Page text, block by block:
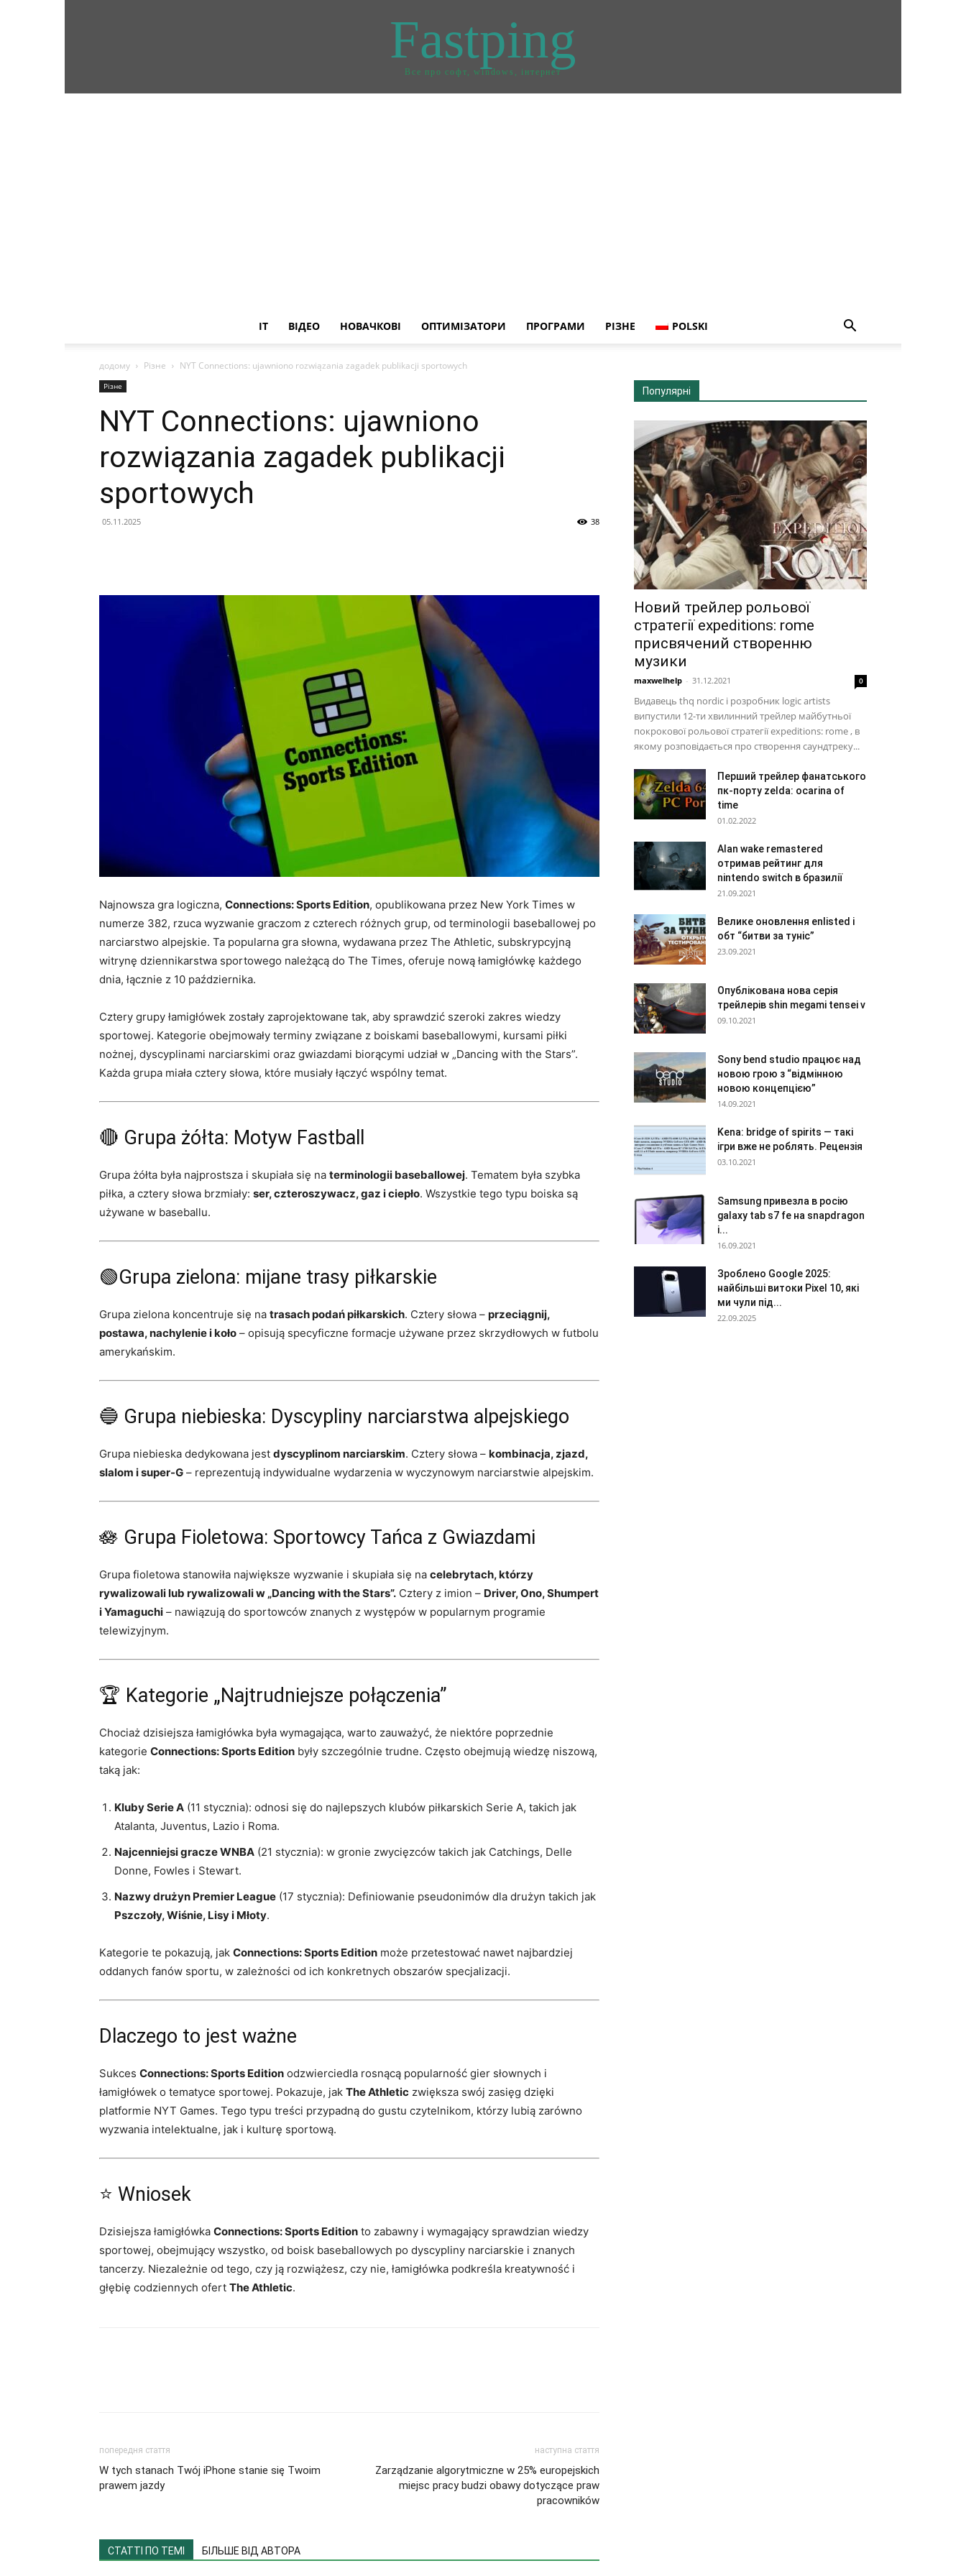
Fastping
Все про софт, windows, інтернет
IT ВІДЕО НОВАЧКОВІ ОПТИМІЗАТОРИ ПРОГРАМИ РІЗНЕ POLSKI
додому Різне NYT Connections: ujawniono rozwiązania zagadek publikacji sportowych
Різне
NYT Connections: ujawniono
rozwiązania zagadek publikacji
sportowych
05.11.2025 38
Najnowsza gra logiczna, Connections: Sports Edition, opublikowana przez New York Times w
numerze 382, rzuca wyzwanie graczom z czterech różnych grup, od terminologii baseballowej po
narciarstwo alpejskie. Ta popularna gra słowna, wydawana przez The Athletic, subskrypcyjną
witrynę dziennikarstwa sportowego należącą do The Times, oferuje nową łamigłówkę każdego
dnia, łącznie z 10 października.
Cztery grupy łamigłówek zostały zaprojektowane tak, aby sprawdzić szeroki zakres wiedzy
sportowej. Kategorie obejmowały terminy związane z boiskami baseballowymi, kursami piłki
nożnej, dyscyplinami narciarskimi oraz gwiazdami biorącymi udział w „Dancing with the Stars”.
Każda grupa miała cztery słowa, które musiały łączyć wspólny temat.
🔴 Grupa żółta: Motyw Fastball
Grupa żółta była najprostsza i skupiała się na terminologii baseballowej. Tematem była szybka
piłka, a cztery słowa brzmiały: ser, czteroszywacz, gaz i ciepło. Wszystkie tego typu boiska są
używane w baseballu.
🟢Grupa zielona: mijane trasy piłkarskie
Grupa zielona koncentruje się na trasach podań piłkarskich. Cztery słowa – przeciągnij,
postawa, nachylenie i koło – opisują specyficzne formacje używane przez skrzydłowych w futbolu
amerykańskim.
🔵 Grupa niebieska: Dyscypliny narciarstwa alpejskiego
Grupa niebieska dedykowana jest dyscyplinom narciarskim. Cztery słowa – kombinacja, zjazd,
slalom i super-G – reprezentują indywidualne wydarzenia w wyczynowym narciarstwie alpejskim.
🪷 Grupa Fioletowa: Sportowcy Tańca z Gwiazdami
Grupa fioletowa stanowiła największe wyzwanie i skupiała się na celebrytach, którzy
rywalizowali lub rywalizowali w „Dancing with the Stars”. Cztery z imion – Driver, Ono, Shumpert
i Yamaguchi – nawiązują do sportowców znanych z występów w popularnym programie
telewizyjnym.
🏆 Kategorie „Najtrudniejsze połączenia”
Chociaż dzisiejsza łamigłówka była wymagająca, warto zauważyć, że niektóre poprzednie
kategorie Connections: Sports Edition były szczególnie trudne. Często obejmują wiedzę niszową,
taką jak:
Kluby Serie A (11 stycznia): odnosi się do najlepszych klubów piłkarskich Serie A, takich jak
Atalanta, Juventus, Lazio i Roma.
Najcenniejsi gracze WNBA (21 stycznia): w gronie zwycięzców takich jak Catchings, Delle
Donne, Fowles i Stewart.
Nazwy drużyn Premier League (17 stycznia): Definiowanie pseudonimów dla drużyn takich jak
Pszczoły, Wiśnie, Lisy i Młoty.
Kategorie te pokazują, jak Connections: Sports Edition może przetestować nawet najbardziej
oddanych fanów sportu, w zależności od ich konkretnych obszarów specjalizacji.
Dlaczego to jest ważne
Sukces Connections: Sports Edition odzwierciedla rosnącą popularność gier słownych i
łamigłówek o tematyce sportowej. Pokazuje, jak The Athletic zwiększa swój zasięg dzięki
platformie NYT Games. Tego typu treści przypadną do gustu czytelnikom, którzy lubią zarówno
wyzwania intelektualne, jak i kulturę sportową.
⭐ Wniosek
Dzisiejsza łamigłówka Connections: Sports Edition to zabawny i wymagający sprawdzian wiedzy
sportowej, obejmujący wszystko, od boisk baseballowych po dyscypliny narciarskie i znanych
tancerzy. Niezależnie od tego, czy ją rozwiążesz, czy nie, łamigłówka podkreśla kreatywność i
głębię codziennych ofert The Athletic.
попередня стаття
W tych stanach Twój iPhone stanie się Twoim
prawem jazdy
наступна стаття
Zarządzanie algorytmiczne w 25% europejskich
miejsc pracy budzi obawy dotyczące praw
pracowników
СТАТТІ ПО ТЕМІ БІЛЬШЕ ВІД АВТОРА
Популярні
Новий трейлер рольової
стратегії expeditions: rome
присвячений створенню
музики
maxwelhelp - 31.12.2021 0
Видавець thq nordic і розробник logic artists
випустили 12-ти хвилинний трейлер майбутньої
покрокової рольової стратегії expeditions: rome , в
якому розповідається про створення саундтреку...
Перший трейлер фанатського
пк-порту zelda: ocarina of
time
01.02.2022
Alan wake remastered
отримав рейтинг для
nintendo switch в бразилії
21.09.2021
Велике оновлення enlisted і
обт “битви за туніс”
23.09.2021
Опублікована нова серія
трейлерів shin megami tensei v
09.10.2021
Sony bend studio працює над
новою грою з “відмінною
новою концепцією”
14.09.2021
Kena: bridge of spirits — такі
ігри вже не роблять. Рецензія
03.10.2021
Samsung привезла в росію
galaxy tab s7 fe на snapdragon
і...
16.09.2021
Зроблено Google 2025:
найбільші витоки Pixel 10, які
ми чули під...
22.09.2025